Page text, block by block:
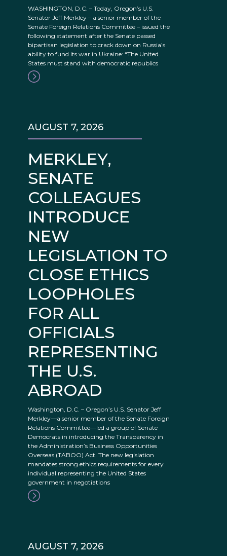
WASHINGTON, D.C. – Today, Oregon’s U.S.
Senator Jeff Merkley – a senior member of the
Senate Foreign Relations Committee – issued the
following statement after the Senate passed
bipartisan legislation to crack down on Russia’s
ability to fund its war in Ukraine: “The United
States must stand with democratic republics
MERKLEY,
SENATE
COLLEAGUES
INTRODUCE
NEW
LEGISLATION TO
CLOSE ETHICS
LOOPHOLES
FOR ALL
OFFICIALS
REPRESENTING
THE U.S.
ABROAD
AUGUST 7, 2026
Washington, D.C. – Oregon’s U.S. Senator Jeff
Merkley—a senior member of the Senate Foreign
Relations Committee—led a group of Senate
Democrats in introducing the Transparency in
the Administration’s Business Opportunities
Overseas (TABOO) Act. The new legislation
mandates strong ethics requirements for every
individual representing the United States
government in negotiations
AUGUST 7, 2026